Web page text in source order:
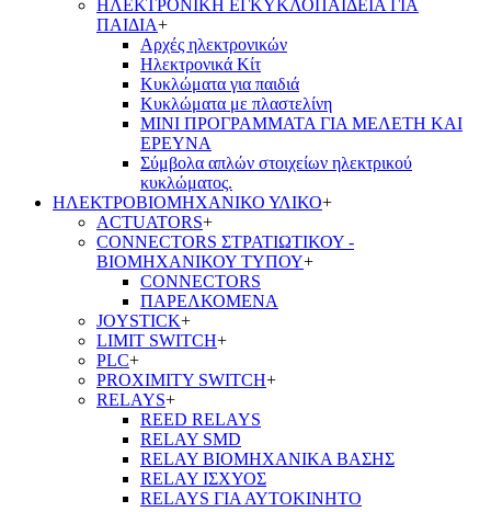
ΗΛΕΚΤΡΟΝΙΚΗ ΕΓΚΥΚΛΟΠΑΙΔΕΙΑ ΓΙΑ
ΠΑΙΔΙΑ+
Αρχές ηλεκτρονικών
Ηλεκτρονικά Κίτ
Κυκλώματα για παιδιά
Κυκλώματα με πλαστελίνη
ΜΙΝΙ ΠΡΟΓΡΑΜΜΑΤΑ ΓΙΑ ΜΕΛΕΤΗ ΚΑΙ
ΕΡΕΥΝΑ
Σύμβολα απλών στοιχείων ηλεκτρικού
κυκλώματος.
ΗΛΕΚΤΡΟΒΙΟΜΗΧΑΝΙΚΟ ΥΛΙΚΟ+
ACTUATORS+
CONNECTORS ΣΤΡΑΤΙΩΤΙΚΟΥ -
ΒΙΟΜΗΧΑΝΙΚΟΥ ΤΥΠΟΥ+
CONNECTORS
ΠΑΡΕΛΚΟΜΕΝΑ
JOYSTICK+
LIMIT SWITCH+
PLC+
PROXIMITY SWITCH+
RELAYS+
REED RELAYS
RELAY SMD
RELAY ΒΙΟΜΗΧΑΝΙΚΑ ΒΑΣΗΣ
RELAY ΙΣΧΥΟΣ
RELAYS ΓΙΑ ΑΥΤΟΚΙΝΗΤΟ